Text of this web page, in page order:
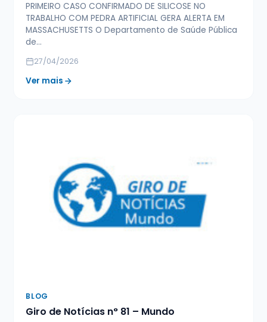
PRIMEIRO CASO CONFIRMADO DE SILICOSE NO
TRABALHO COM PEDRA ARTIFICIAL GERA ALERTA EM
MASSACHUSETTS O Departamento de Saúde Pública
de…
27/04/2026
Ver mais
BLOG
Giro de Notícias n° 81 – Mundo